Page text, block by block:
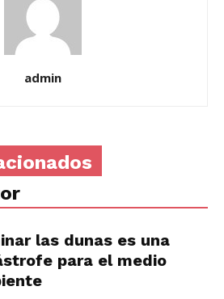
admin
las dunas es una
para el medio